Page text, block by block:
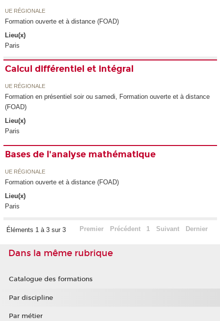
UE RÉGIONALE
Formation ouverte et à distance (FOAD)
Lieu(x)
Paris
Calcul différentiel et intégral
UE RÉGIONALE
Formation en présentiel soir ou samedi, Formation ouverte et à distance
(FOAD)
Lieu(x)
Paris
Bases de l'analyse mathématique
UE RÉGIONALE
Formation ouverte et à distance (FOAD)
Lieu(x)
Paris
Éléments 1 à 3 sur 3 Premier Précédent 1 Suivant Dernier
Dans la même rubrique
Catalogue des formations
Par discipline
Par métier